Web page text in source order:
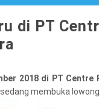
di PT
2018 di PT Centre
membuka